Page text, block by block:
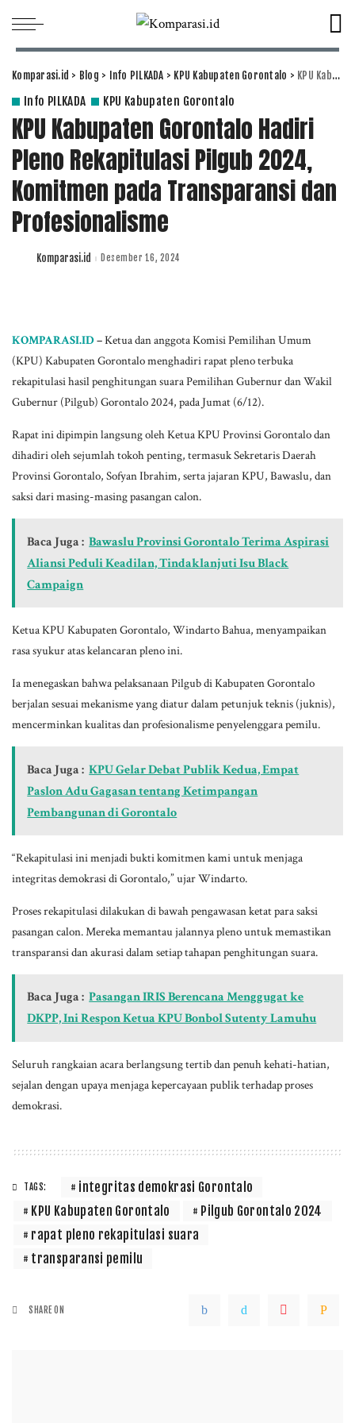
Komparasi.id > Blog > Info PILKADA > KPU Kabupaten Gorontalo > KPU Kabupaten Gorontalo Hadiri Pleno Rekapitulasi Pilgub 2024, Komitmen pada Transparansi dan Profesionalisme
Info PILKADA KPU Kabupaten Gorontalo
KPU Kabupaten Gorontalo Hadiri
Pleno Rekapitulasi Pilgub 2024,
Komitmen pada Transparansi dan
Profesionalisme
Posted
Komparasi.id Desember 16, 2024
KOMPARASI.ID–Ketua dan anggota Komisi Pemilihan Umum
(KPU) Kabupaten Gorontalo menghadiri rapat pleno terbuka
rekapitulasi hasil penghitungan suara Pemilihan Gubernur dan Wakil
Gubernur (Pilgub) Gorontalo 2024, pada Jumat (6/12).
Rapat ini dipimpin langsung oleh Ketua KPU Provinsi Gorontalo dan
dihadiri oleh sejumlah tokoh penting, termasuk Sekretaris Daerah
Provinsi Gorontalo, Sofyan Ibrahim, serta jajaran KPU, Bawaslu, dan
saksi dari masing-masing pasangan calon.
Baca Juga : Bawaslu Provinsi Gorontalo Terima Aspirasi
Aliansi Peduli Keadilan, Tindaklanjuti Isu Black
Campaign
Ketua KPU Kabupaten Gorontalo, Windarto Bahua, menyampaikan
rasa syukur atas kelancaran pleno ini.
Ia menegaskan bahwa pelaksanaan Pilgub di Kabupaten Gorontalo
berjalan sesuai mekanisme yang diatur dalam petunjuk teknis (juknis),
mencerminkan kualitas dan profesionalisme penyelenggara pemilu.
Baca Juga : KPU Gelar Debat Publik Kedua, Empat
Paslon Adu Gagasan tentang Ketimpangan
Pembangunan di Gorontalo
“Rekapitulasi ini menjadi bukti komitmen kami untuk menjaga
integritas demokrasi di Gorontalo,” ujar Windarto.
Proses rekapitulasi dilakukan di bawah pengawasan ketat para saksi
pasangan calon. Mereka memantau jalannya pleno untuk memastikan
transparansi dan akurasi dalam setiap tahapan penghitungan suara.
Baca Juga : Pasangan IRIS Berencana Menggugat ke
DKPP, Ini Respon Ketua KPU Bonbol Sutenty Lamuhu
Seluruh rangkaian acara berlangsung tertib dan penuh kehati-hatian,
sejalan dengan upaya menjaga kepercayaan publik terhadap proses
demokrasi.
TAGS:
integritas demokrasi Gorontalo
KPU Kabupaten Gorontalo
Pilgub Gorontalo 2024
rapat pleno rekapitulasi suara
transparansi pemilu
SHARE ON